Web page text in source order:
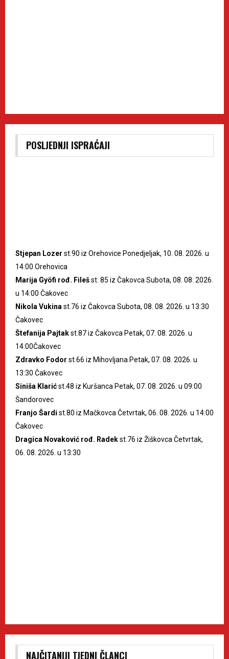
POSLJEDNJI ISPRAĆAJI
Stjepan Lozer st.90 iz Orehovice Ponedjeljak, 10. 08. 2026. u
14:00 Orehovica
Marija Gyöfi rođ. Filešst. 85 iz Čakovca Subota, 08. 08. 2026.
u 14:00 Čakovec
Nikola Vukina st.76 iz Čakovca Subota, 08. 08. 2026. u 13:30
Čakovec
Štefanija Pajtakst.87 iz Čakovca Petak, 07. 08. 2026. u
14:00Čakovec
Zdravko Fodor st.66 iz Mihovljana Petak, 07. 08. 2026. u
13:30 Čakovec
Siniša Klarićst.48 iz Kuršanca Petak, 07. 08. 2026. u 09:00
Šandorovec
Franjo Šardi st.80 iz Mačkovca Četvrtak, 06. 08. 2026. u 14:00
Čakovec
Dragica Novaković rođ. Radekst.76 iz Žiškovca Četvrtak,
06. 08. 2026. u 13:30
NAJČITANIJI TJEDNI ČLANCI